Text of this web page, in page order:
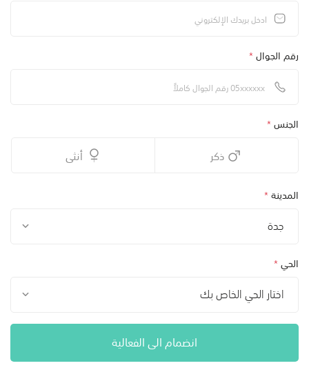
رقم الجوال*
الجنس*
ذكر أنثى
المدينة*
جدة
الحي*
اختار الحي الخاص بك
انضمام الى الفعالية